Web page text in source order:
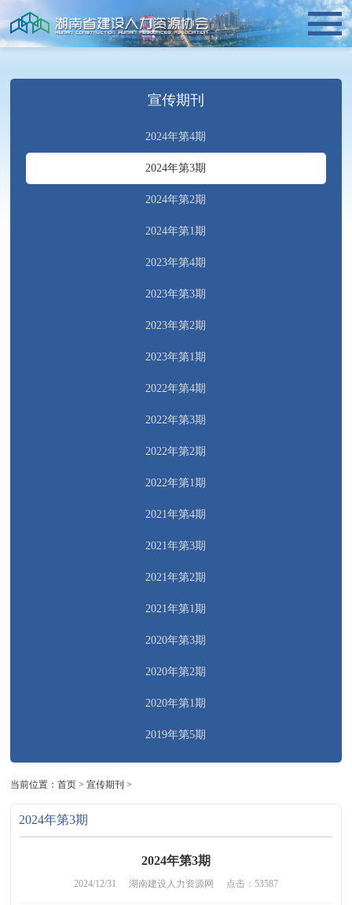
宣传期刊
2024年第4期
2024年第3期
2024年第2期
2024年第1期
2023年第4期
2023年第3期
2023年第2期
2023年第1期
2022年第4期
2022年第3期
2022年第2期
2022年第1期
2021年第4期
2021年第3期
2021年第2期
2021年第1期
2020年第3期
2020年第2期
2020年第1期
2019年第5期
当前位置：首页 >宣传期刊 >
2024年第3期
2024年第3期
2024/12/31 湖南建设人力资源网 点击：53587